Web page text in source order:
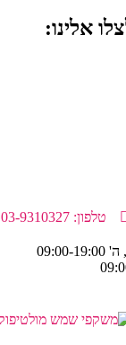
אלינו:
טלפון: 03-9310327